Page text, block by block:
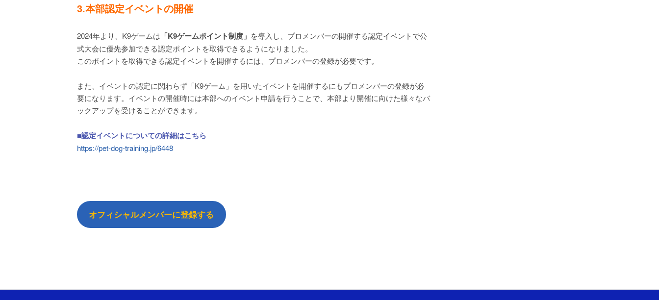
3.本部認定イベントの開催
2024年より、K9ゲームは 「K9ゲームポイント制度」 を導入し、プロメンバーの開催する認定イベントで公
式大会に優先参加できる認定ポイントを取得できるようになりました。
このポイントを取得できる認定イベントを開催するには、プロメンバーの登録が必要です。
また、イベントの認定に関わらず「K9ゲーム」を用いたイベントを開催するにもプロメンバーの登録が必
要になります。イベントの開催時には本部へのイベント申請を行うことで、本部より開催に向けた様々なバ
ックアップを受けることができます。
■認定イベントについての詳細はこちら
https://pet-dog-training.jp/6448
オフィシャルメンバーに登録する